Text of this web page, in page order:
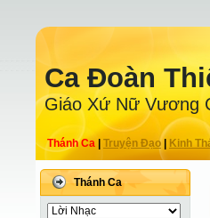
Ca Ðoàn
Giáo Xứ Nữ Vương
Thánh Ca Truyện Ðạo| Kinh
Thánh Ca